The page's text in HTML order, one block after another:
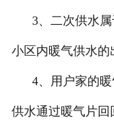
3、二次供水属
小区内暖气供水的
4、用户家的暖
供水通过暖气片回